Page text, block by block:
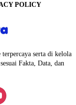
POLICY
serta di kelola
Fakta, Data, dan